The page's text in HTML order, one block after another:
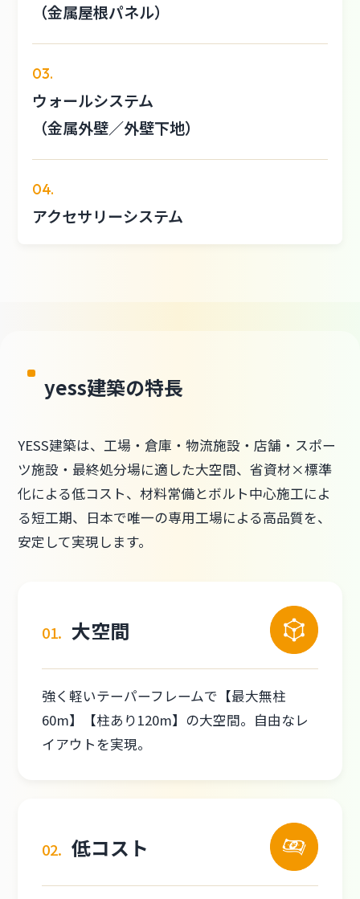
（金属屋根パネル）
03.
ウォールシステム
（金属外壁／外壁下地）
04.
アクセサリーシステム
yess建築の特長
YESS建築は、工場・倉庫・物流施設・店舗・スポー
ツ施設・最終処分場に適した大空間、省資材×標準
化による低コスト、材料常備とボルト中心施工によ
る短工期、日本で唯一の専用工場による高品質を、
安定して実現します。
01. 大空間
強く軽いテーパーフレームで【最大無柱
60m】【柱あり120m】の大空間。自由なレ
イアウトを実現。
02. 低コスト